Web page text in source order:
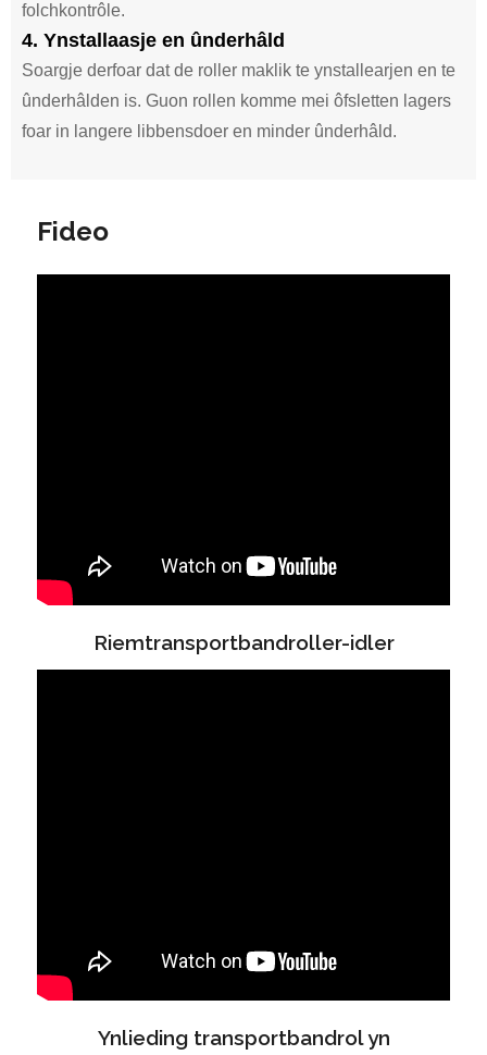
folchkontrôle.
4. Ynstallaasje en ûnderhâld
Soargje derfoar dat de roller maklik te ynstallearjen en te
ûnderhâlden is. Guon rollen komme mei ôfsletten lagers
foar in langere libbensdoer en minder ûnderhâld.
Fideo
Riemtransportbandroller-idler
Ynlieding transportbandrol yn